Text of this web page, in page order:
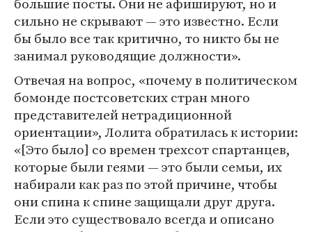
сильно не скрывают — это известно. Если
бы было все так критично, то никто бы не
занимал руководящие должности».
Отвечая на вопрос, «почему в политическом
бомонде постсоветских стран много
представителей нетрадиционной
ориентации», Лолита обратилась к истории:
«[Это было] со времен трехсот спартанцев,
которые были геями — это были семьи, их
набирали как раз по этой причине, чтобы
они спина к спине защищали друг друга.
Если это существовало всегда и описано